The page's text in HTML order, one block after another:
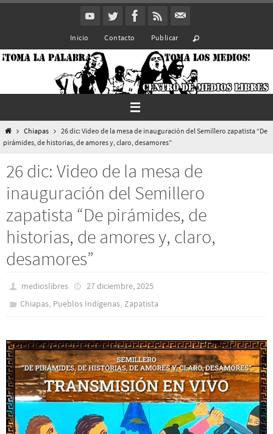
Inicio Contacto Publicar
InicioChiapas
26 dic: Video de la mesa de inauguración del Semillero zapatista “De
pirámides, de historias, de amores y, claro, desamores”
26 dic: Video de la mesa de
inauguración del Semillero
zapatista “De pirámides, de
historias, de amores y, claro,
desamores”
medioslibres
27 diciembre, 2025
Chiapas, Pueblos Indí­genas, Zapatista